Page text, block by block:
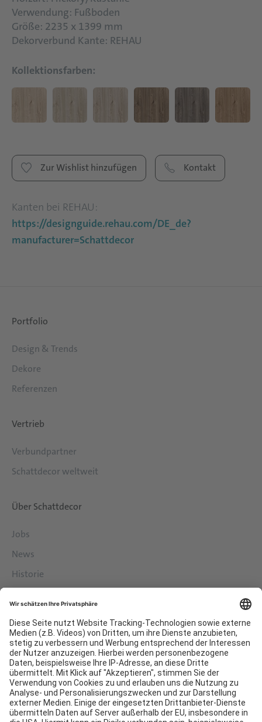
Verwendung: Fußboden
Größe: 2235 x 1399 mm
Dekorverbund Kante: REHAU
Kollektionsfarben:
Zur Wishlist hinzufügen Kontakt
Kanten bei REHAU:
https://designguide.rehau.com/DE_de?
manufacturer=Schattdecor
Portfolio
Design & Trends
Dekore
Referenzen
Vertrieb
Verbundpartner
Schattdecor weltweit
Über Schattdecor
Jobs
News
Historie
Services
Downloads
Kontakt
EDI